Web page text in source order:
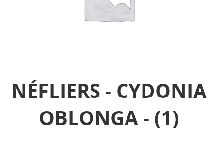
NÉFLIERS - CYDONIA
OBLONGA - (1)